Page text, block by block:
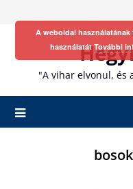
"A vihar elvonul, és
A weboldal
használatátTovábbi